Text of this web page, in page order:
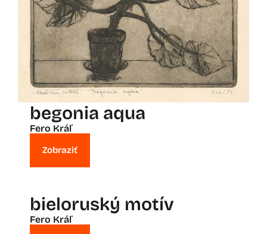
begonia aqua
Fero Kráľ
Zobraziť
bieloruský motív
Fero Kráľ